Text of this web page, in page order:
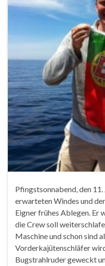
Pfingstsonnabend, den
erwarteten Windes und
Eigner frühes Ablegen. Er
die Crew soll
Maschine und schon sind
Vorderkajütenschläfer
Bugstrahlruder geweckt